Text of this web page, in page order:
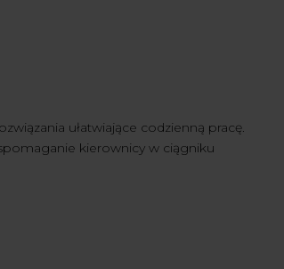
ułatwiające codzienną pracę.
kierownicy w ciągniku